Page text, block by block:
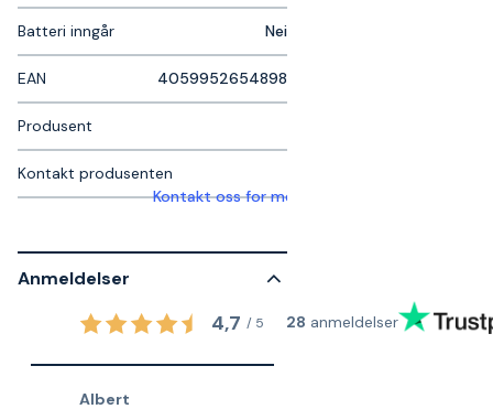
Batteri inngår Nei
EAN 4059952654898
Produsent
Kontakt produsenten
Kontakt oss for mer informasjon
Anmeldelser
4,7 / 5 28 anmeldelser
Albert